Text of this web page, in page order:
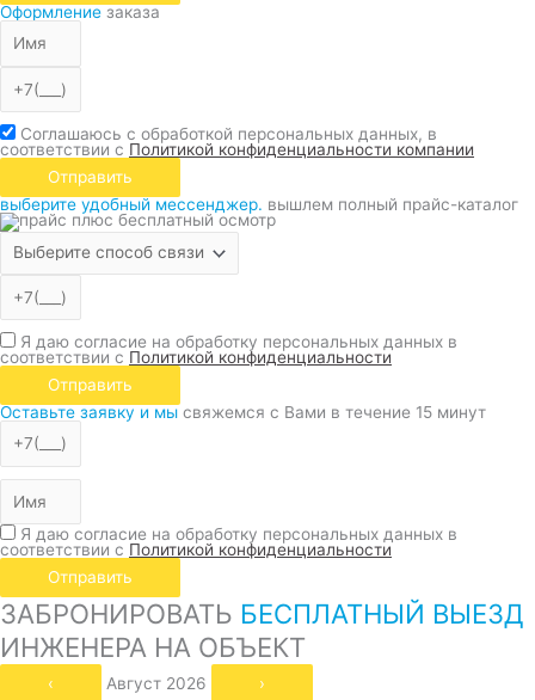
Оформление заказа
Соглашаюсь с обработкой персональных данных, в
соответствии с Политикой конфиденциальности компании
Отправить
выберите удобный мессенджер. вышлем полный прайс-каталог
Я даю согласие на обработку персональных данных в
соответствии с Политикой конфиденциальности
Отправить
Оставьте заявку и мы свяжемся с Вами в течение 15 минут
Я даю согласие на обработку персональных данных в
соответствии с Политикой конфиденциальности
Отправить
ЗАБРОНИРОВАТЬ БЕСПЛАТНЫЙ ВЫЕЗД
ИНЖЕНЕРА НА ОБЪЕКТ
‹ Август 2026
›